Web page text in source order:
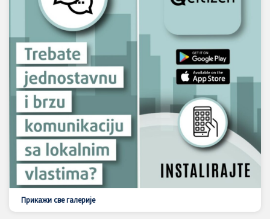
Прикажи све галерије